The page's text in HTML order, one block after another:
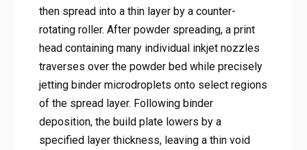
then spread into a thin layer by a counter-
rotating roller. After powder spreading, a print
head containing many individual inkjet nozzles
traverses over the powder bed while precisely
jetting binder microdroplets onto select regions
of the spread layer. Following binder
deposition, the build plate lowers by a
specified layer thickness, leaving a thin void